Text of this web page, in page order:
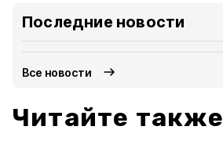
Последние новости
Все новости
Читайте также